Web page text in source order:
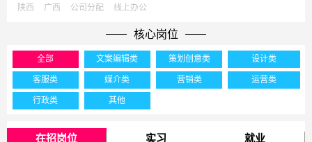
陕西
广西 公司分配 线上办公
核心岗位
全部 文案编辑类 策划创意类 设计类
客服类 媒介类 营销类 运营类
行政类 其他
在招岗位 实习 就业